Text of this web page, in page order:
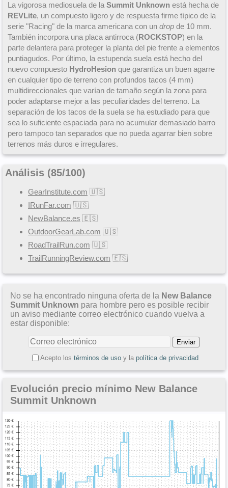
La vigorosa mediosuela de la Summit Unknown está hecha de
REVLite, un compuesto ligero y de respuesta firme típico de la
serie "Racing" de la marca americana con un drop de 10 mm.
También incorpora una placa antirroca (ROCKSTOP) en la
parte delantera para proteger la planta del pie frente a elementos
puntiagudos. Por último, la estupenda suela está hecho del
nuevo compuesto HydroHesion que garantiza un buen agarre
en cualquier tipo de terreno con profundos tacos (4 mm)
multidireccionales que varían de tamaño según la zona para
poder adaptarse mejor a las peculiaridades del terreno. La
separación de los tacos de la suela se ha estudiado para que
sea lo suficiente espaciada para no acumular demasiado barro
pero tampoco tan separados que no pueda agarrar bien sobre
terrenos más duros e irregulares.
Análisis (85/100)
GearInstitute.com 🇺🇸
IRunFar.com 🇺🇸
NewBalance.es 🇪🇸
OutdoorGearLab.com 🇺🇸
RoadTrailRun.com 🇺🇸
TrailRunningReview.com 🇪🇸
No se ha encontrado ninguna oferta de la New Balance
Summit Unknown para hombre pero es posible recibir
un aviso mediante correo electrónico cuando vuelva a
estar disponible:
Acepto los términos de usoy la política de privacidad
Evolución precio mínimo New Balance
Summit Unknown